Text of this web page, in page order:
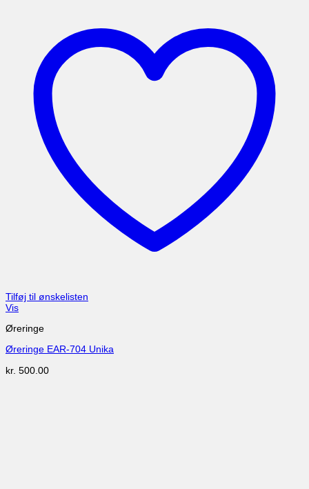
Tilføj til ønskelisten
Vis
Øreringe
Øreringe EAR-704 Unika
kr. 500.00